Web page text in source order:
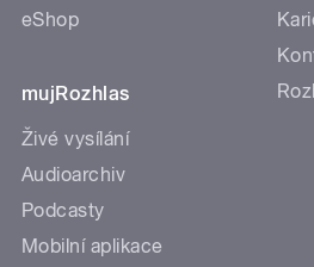
eShop
mujRozhlas
Živé vysílání
Audioarchiv
Podcasty
Mobilní aplikace